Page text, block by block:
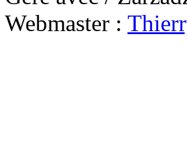
Webmaster :